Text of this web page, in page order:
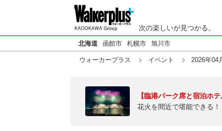
次の楽しいが見つかる。
北海道 函館市 札幌市 旭川市
ウォーカープラス イベント 2026年04
【臨港パーク席と宿泊ホ
花火を間近で堪能できる